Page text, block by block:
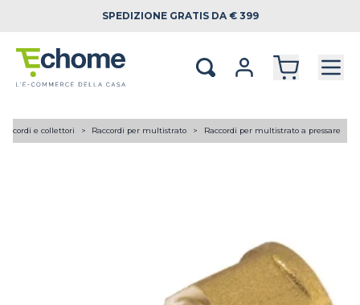
SPEDIZIONE GRATIS DA € 399
e collettori Raccordi per multistrato Raccordi per multistrato a pressare